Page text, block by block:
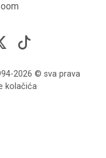
2026 © sva prava
kolačića